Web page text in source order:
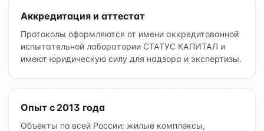
Аккредитация и аттестат
Протоколы оформляются от имени аккредитованной
испытательной лаборатории СТАТУС КАПИТАЛ и
имеют юридическую силу для надзора и экспертизы.
Опыт с 2013 года
Объекты по всей России: жилые комплексы,